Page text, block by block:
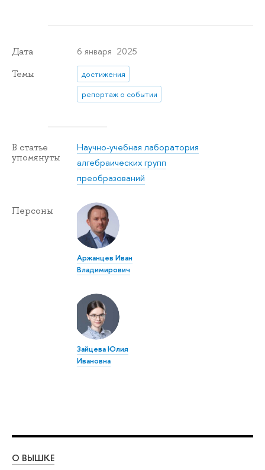
Дата 6 января 2025
Темы
достижения
репортаж о событии
В статье
упомянуты
Научно-учебная лаборатория
алгебраических групп
преобразований
Персоны
Аржанцев Иван
Владимирович
Зайцева Юлия
Ивановна
О ВЫШКЕ